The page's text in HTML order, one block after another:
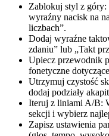
Zablokuj styl z góry:
wyraźny nacisk na
liczbach”.
Dodaj wyraźne
zdaniu” lub „Takt
Upiecz przewodnik
fonetyczne
Utrzymuj czystość
dodaj podziały
Iteruj z liniami A/B:
sekcji i wybierz
Zapisz ustawienia